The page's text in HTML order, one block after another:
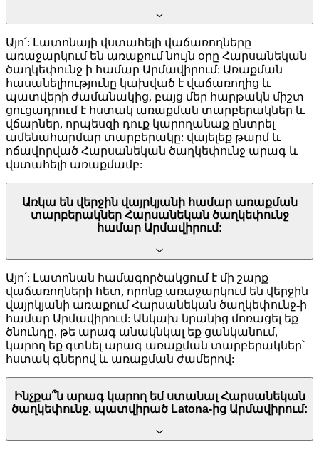
Այո՛: Լատոնայի վստահելի վաճառողները
առաջարկում են առաքում նույն օրը Հարսանեկան
ծաղկեփունջ ի համար Արմավիրում: Առաքման
հասանելիությունը կախված է վաճառողից և
պատվերի ժամանակից, բայց մեր հարթակն միշտ
ցուցադրում է հստակ առաքման տարբերակներ և
վճարներ, որպեսզի դուք կարողանաք ընտրել
ամենահարմար տարբերակը: վայելեք թարմ և
ոճավորված Հարսանեկան ծաղկեփունջ արագ և
վստահելի առաքմամբ:
Առկա են վերջին վայրկյանի համար առաքման
տարբերակներ Հարսանեկան ծաղկեփունջ
համար Արմավիրում:
Այո՛: Լատոնան համագործակցում է մի շարք
վաճառողների հետ, որոնք առաջարկում են վերջին
վայրկյանի առաքում Հարսանեկան ծաղկեփունջ-ի
համար Արմավիրում: Անկախ նրանից մոռացել եք
ծնունդը, թե արագ անակնկալ եք ցանկանում,
կարող եք գտնել արագ առաքման տարբերակներ՝
հստակ գներով և առաքման ժամերով:
Ինչքա՞ն արագ կարող եմ ստանալ Հարսանեկան
ծաղկեփունջ, պատվիրած Latona-ից Արմավիրում: